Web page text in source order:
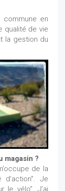
commune en
qualité de vie
la gestion du
magasin ?
de la
Je
le vélo”. J’ai